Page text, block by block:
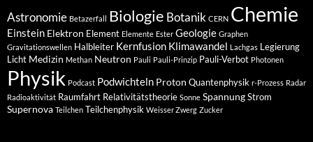
Astronomie Betazerfall Biologie Botanik CERN Chemie
Einstein Elektron Element Elemente Ester Geologie Graphen
Gravitationswellen Halbleiter Kernfusion Klimawandel Lachgas Legierung
Licht Medizin Methan Neutron Pauli Pauli-Prinzip Pauli-Verbot Photonen
Physik Podcast Podwichteln Proton Quantenphysik r-Prozess Radar
Radioaktivität Raumfahrt Relativitätstheorie Sonne Spannung Strom
Supernova Teilchen Teilchenphysik Weisser Zwerg Zucker